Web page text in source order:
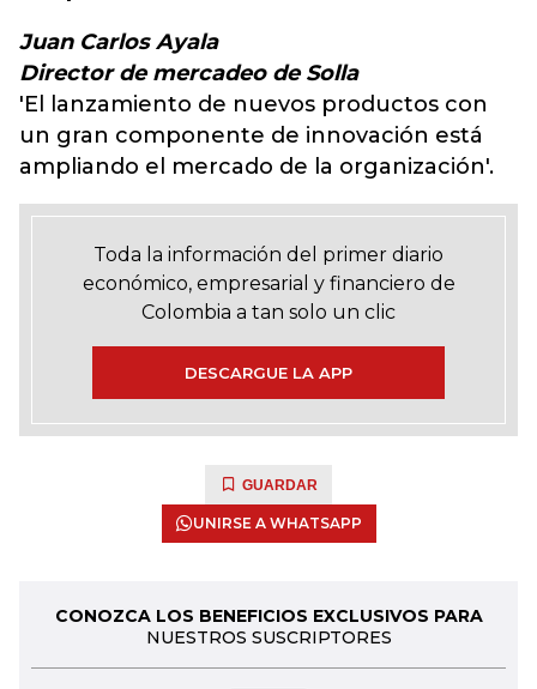
Juan Carlos Ayala
Director de mercadeo de Solla
'El lanzamiento de nuevos productos con
un gran componente de innovación está
ampliando el mercado de la organización'.
Toda la información del primer diario
económico, empresarial y financiero de
Colombia a tan solo un clic
DESCARGUE LA APP
GUARDAR
UNIRSE A WHATSAPP
CONOZCA LOS BENEFICIOS EXCLUSIVOS PARA
NUESTROS SUSCRIPTORES